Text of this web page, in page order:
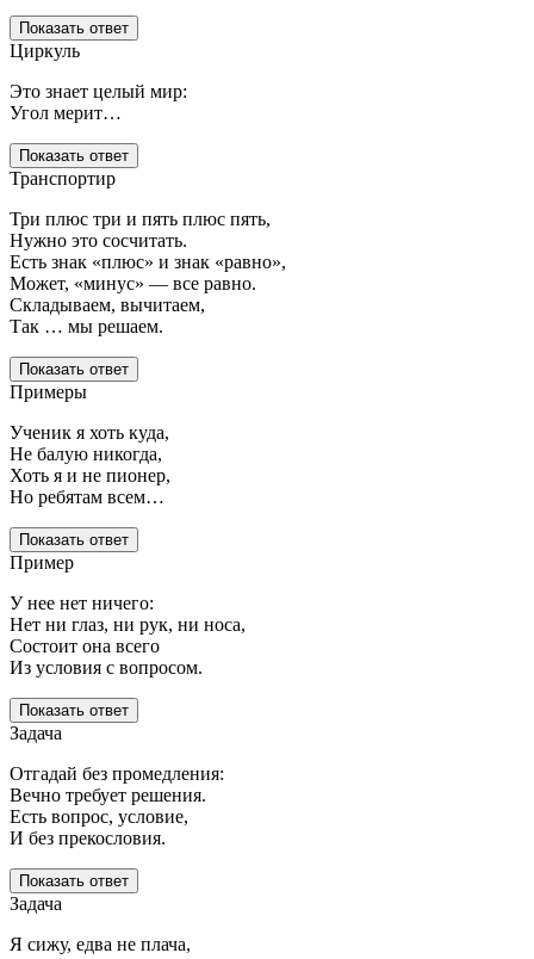
Показать ответ
Циркуль
Это знает целый мир:
Угол мерит…
Показать ответ
Транспортир
Три плюс три и пять плюс пять,
Нужно это сосчитать.
Есть знак «плюс» и знак «равно»,
Может, «минус» — все равно.
Складываем, вычитаем,
Так … мы решаем.
Показать ответ
Примеры
Ученик я хоть куда,
Не балую никогда,
Хоть я и не пионер,
Но ребятам всем…
Показать ответ
Пример
У нее нет ничего:
Нет ни глаз, ни рук, ни носа,
Состоит она всего
Из условия с вопросом.
Показать ответ
Задача
Отгадай без промедления:
Вечно требует решения.
Есть вопрос, условие,
И без прекословия.
Показать ответ
Задача
Я сижу, едва не плача,